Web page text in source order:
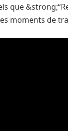
que
moments de